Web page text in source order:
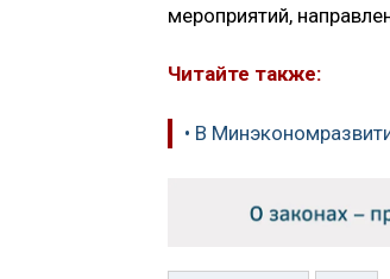
мероприятий,
Читайте также:
• В